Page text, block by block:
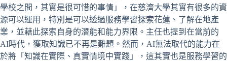
學校之間，其實是很可惜的事情」，在慈濟大學其實有很多的資
源可以運用，特別是可以透過服務學習探索花蓮、了解在地產
業，並藉此探索自身的潛能和能力界限。主任也提到在當前的
AI時代，獲取知識已不再是難題。然而，AI無法取代的能力在
於將「知識在實際、真實情境中實踐」，這其實也是服務學習的